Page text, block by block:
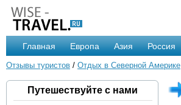
Главная Европа Азия Россия
Отзывы туристов / Отдых в Северной Америке
Путешествуйте с нами